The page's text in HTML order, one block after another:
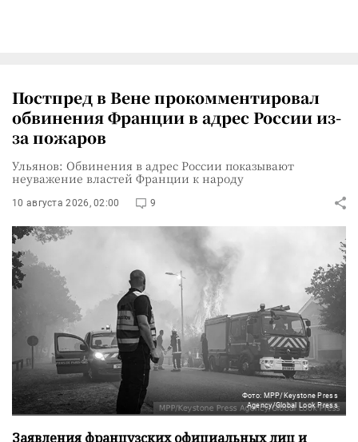
Постпред в Вене прокомментировал
обвинения Франции в адрес России из-
за пожаров
Ульянов: Обвинения в адрес России показывают
неуважение властей Франции к народу
10 августа 2026, 02:00 9
Фото: MPP/Keystone Press
Agency/Global Look Press
Заявления французских официальных лиц и